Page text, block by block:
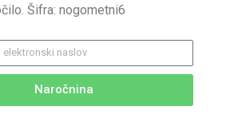
Šifra: nogometni6
Naročnina